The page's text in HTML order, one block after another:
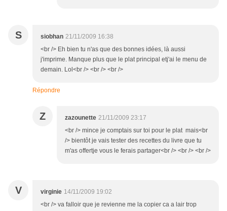
S siobhan 21/11/2009 16:38
<br /> Eh bien tu n'as que des bonnes idées, là aussi
j'imprime. Manque plus que le plat principal etj'ai le menu de
demain. Lol<br /> <br /> <br />
Répondre
Z zazounette 21/11/2009 23:17
<br /> mince je comptais sur toi pour le plat mais<br
/> bientôt je vais tester des recettes du livre que tu
m'as offertje vous le ferais partager<br /> <br /> <br />
V virginie 14/11/2009 19:02
<br /> va falloir que je revienne me la copier ca a lair trop